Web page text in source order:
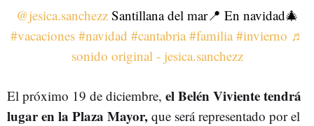
@jesica.sanchezzSantillana del mar📍 En navidad🎄
#vacaciones #navidad #cantabria #familia #invierno ♬
sonido original - jesica.sanchezz
El próximo 19 de diciembre, el Belén Viviente tendrá
lugar en la Plaza Mayor, que será representado por el